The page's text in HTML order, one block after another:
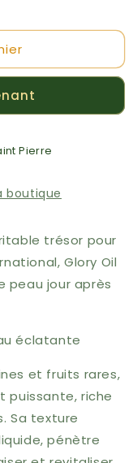
Pierre
boutique
trésor pour
Glory Oil
peau jour après
éclatante
et fruits rares,
puissante, riche
Sa texture
pénètre